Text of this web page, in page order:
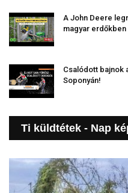
A John Deere
magyar erdőkben
Csalódott bajnok
Soponyán!
Ti küldtétek - Nap